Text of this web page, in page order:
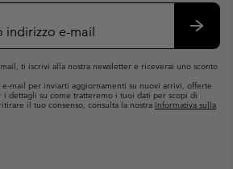
ti iscrivi alla nostra newsletter e riceverai uno sconto
mail per inviarti aggiornamenti su nuovi arrivi, offerte
i dettagli su come tratteremo i tuoi dati per scopi di
il tuo consenso, consulta la nostra Informativa sulla